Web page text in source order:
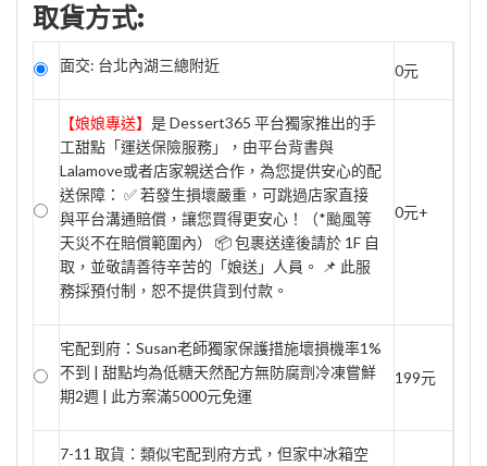
取貨方式:
面交: 台北內湖三總附近 0元
【娘娘專送】 是 Dessert365 平台獨家推出的手
工甜點「運送保險服務」，由平台背書與
Lalamove或者店家親送合作，為您提供安心的配
送保障： ✅ 若發生損壞嚴重，可跳過店家直接
與平台溝通賠償，讓您買得更安心！（*颱風等
天災不在賠償範圍內） 📦 包裹送達後請於 1F 自
取，並敬請善待辛苦的「娘送」人員。 📌 此服
務採預付制，恕不提供貨到付款。
0元+
宅配到府：Susan老師獨家保護措施壞損機率1%
不到 | 甜點均為低糖天然配方無防腐劑冷凍嘗鮮
期2週 | 此方案滿5000元免運
199元
7-11 取貨：類似宅配到府方式，但家中冰箱空